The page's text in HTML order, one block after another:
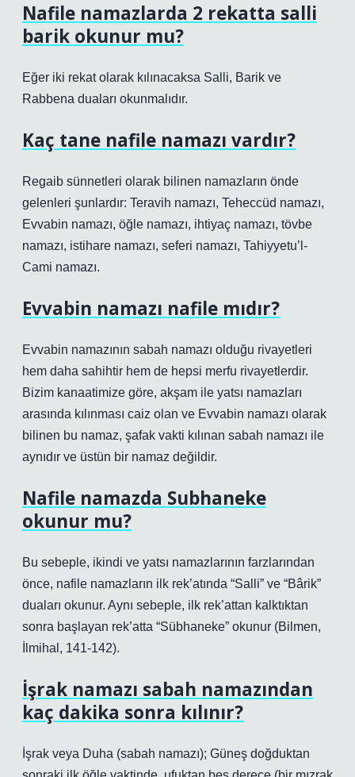
Nafile namazlarda 2 rekatta salli
barik okunur mu?
Eğer iki rekat olarak kılınacaksa Salli, Barik ve
Rabbena duaları okunmalıdır.
Kaç tane nafile namazı vardır?
Regaib sünnetleri olarak bilinen namazların önde
gelenleri şunlardır: Teravih namazı, Teheccüd namazı,
Evvabin namazı, öğle namazı, ihtiyaç namazı, tövbe
namazı, istihare namazı, seferi namazı, Tahiyyetu’l-
Cami namazı.
Evvabin namazı nafile mıdır?
Evvabin namazının sabah namazı olduğu rivayetleri
hem daha sahihtir hem de hepsi merfu rivayetlerdir.
Bizim kanaatimize göre, akşam ile yatsı namazları
arasında kılınması caiz olan ve Evvabin namazı olarak
bilinen bu namaz, şafak vakti kılınan sabah namazı ile
aynıdır ve üstün bir namaz değildir.
Nafile namazda Subhaneke
okunur mu?
Bu sebeple, ikindi ve yatsı namazlarının farzlarından
önce, nafile namazların ilk rek’atında “Salli” ve “Bârik”
duaları okunur. Aynı sebeple, ilk rek’attan kalktıktan
sonra başlayan rek’atta “Sübhaneke” okunur (Bilmen,
İlmihal, 141-142).
İşrak namazı sabah namazından
kaç dakika sonra kılınır?
İşrak veya Duha (sabah namazı); Güneş doğduktan